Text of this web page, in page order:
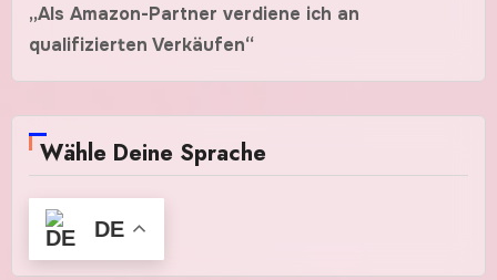
„Als Amazon-Partner verdiene ich an
qualifizierten Verkäufen“
Wähle Deine Sprache
DE